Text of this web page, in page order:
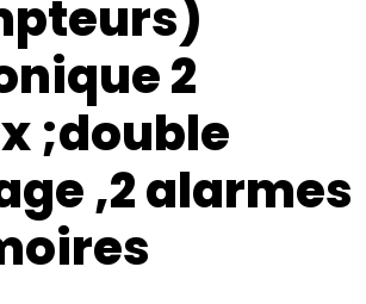
2
;double
,2 alarmes